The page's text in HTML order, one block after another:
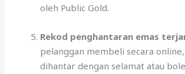
oleh Public Gold.
Rekod penghantaran emas
pelanggan membeli secara
dihantar dengan selamat atau